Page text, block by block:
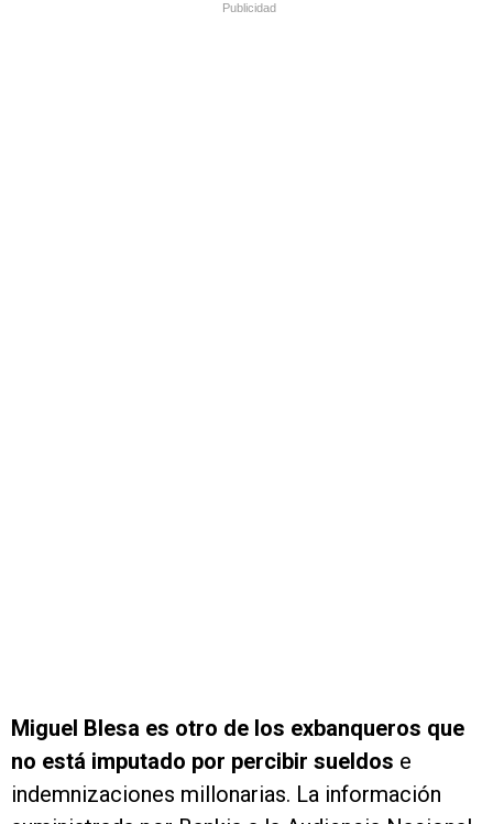
Publicidad
Miguel Blesa es otro de los exbanqueros que
no está imputado por percibir sueldos e
indemnizaciones millonarias. La información